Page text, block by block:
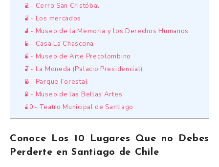
2.- Cerro San Cristóbal
3.- Los mercados
4.- Museo de la Memoria y los Derechos Humanos
5.- Casa La Chascona
6.- Museo de Arte Precolombino
7.- La Moneda (Palacio Presidencial)
8.- Parque Forestal
9.- Museo de las Bellas Artes
10.- Teatro Municipal de Santiago
Conoce Los 10 Lugares Que no Debes
Perderte en Santiago de Chile